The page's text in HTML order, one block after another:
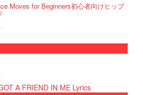
Moves for Beginners初心者向けヒップ